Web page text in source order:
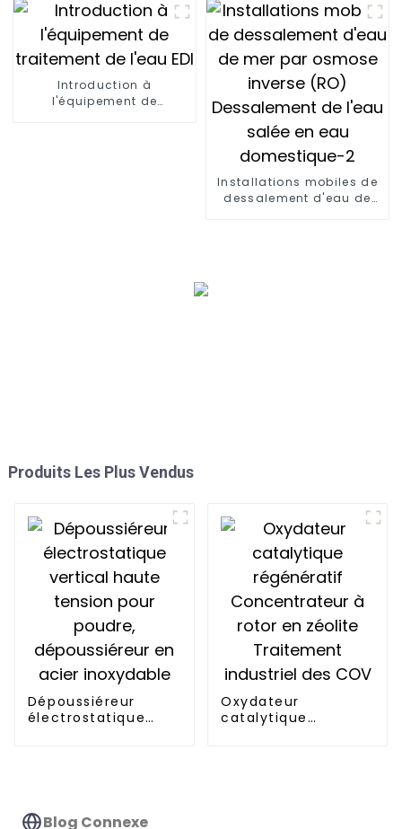
Introduction à
l'équipement de
Installations mobiles de
dessalement d'eau de
Produits Les Plus Vendus
Dépoussiéreur
électrostatique
Oxydateur
catalytique
Blog Connexe